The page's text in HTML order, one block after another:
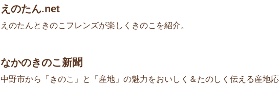
えのたん.net
えのたんときのこフレンズが楽しくきのこを紹介。
なかのきのこ新聞
中野市から「きのこ」と「産地」の魅力をおいしく＆たのしく伝える産地